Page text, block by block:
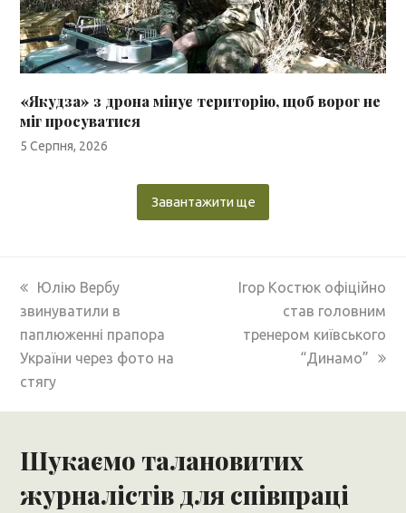
«Якудза» з дрона мінує територію, щоб ворог не
міг просуватися
5 Серпня, 2026
Завантажити ще
previous
post:
Юлію Вербу
звинуватили в
паплюженні прапора
України через фото на
стягу
next
Ігор Костюк офіційно
став головним
тренером київського
“Динамо”
Шукаємо талановитих
журналістів для співпраці